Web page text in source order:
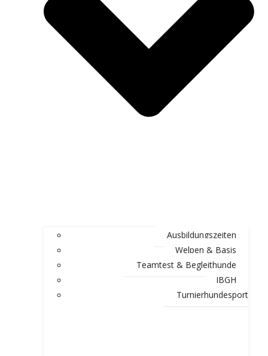
Ausbildungszeiten
Welpen & Basis
Teamtest & Begleithunde
IBGH
Turnierhundesport